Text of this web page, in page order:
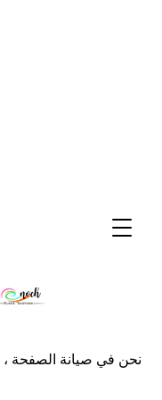
نحن في صيانة الصفحة ،